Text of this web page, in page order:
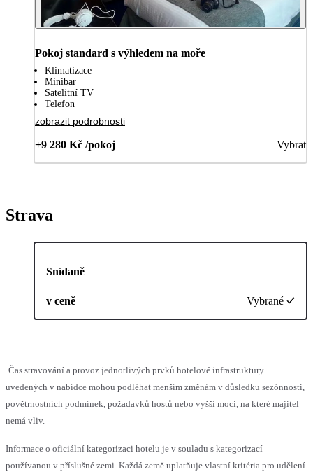
Pokoj standard s výhledem na moře
Klimatizace
Minibar
Satelitní TV
Telefon
zobrazit podrobnosti
+9 280 Kč /pokoj Vybrat
Strava
Snídaně
v ceně Vybrané
Čas stravování a provoz jednotlivých prvků hotelové infrastruktury
uvedených v nabídce mohou podléhat menším změnám v důsledku sezónnosti,
povětrnostních podmínek, požadavků hostů nebo vyšší moci, na které majitel
nemá vliv.
Informace o oficiální kategorizaci hotelu je v souladu s kategorizací
používanou v příslušné zemi. Každá země uplatňuje vlastní kritéria pro udělení